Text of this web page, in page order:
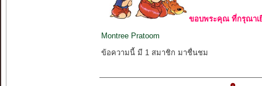
ขอบพระคุณ ที่กรุณาเ
Montree Pratoom
ข้อความนี้ มี 1 สมาชิก มาชื่นชม